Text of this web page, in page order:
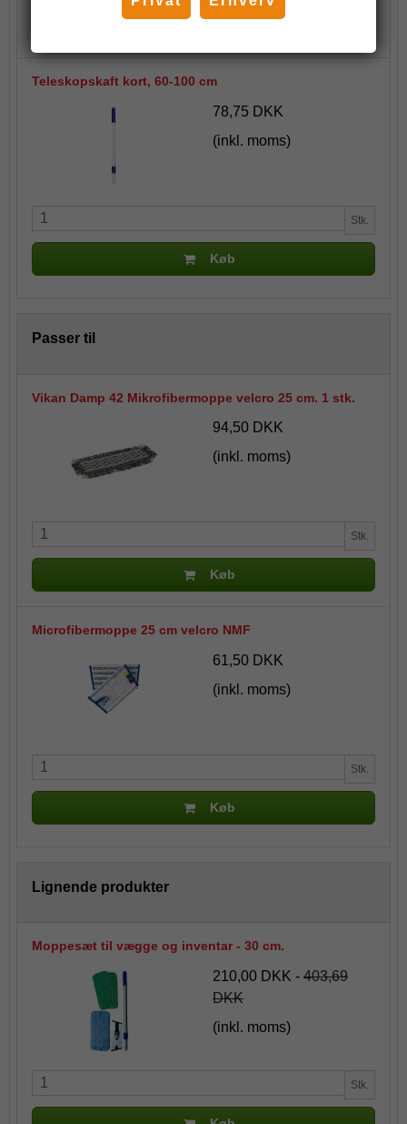
Teleskopskaft kort, 60-100 cm
78,75 DKK
(inkl. moms)
Stk.
Køb
Passer til
Vikan Damp 42 Mikrofibermoppe velcro 25 cm. 1 stk.
94,50 DKK
(inkl. moms)
Stk.
Køb
Microfibermoppe 25 cm velcro NMF
61,50 DKK
(inkl. moms)
Stk.
Køb
Lignende produkter
Moppesæt til vægge og inventar - 30 cm.
210,00 DKK - 403,69
DKK
(inkl. moms)
Stk.